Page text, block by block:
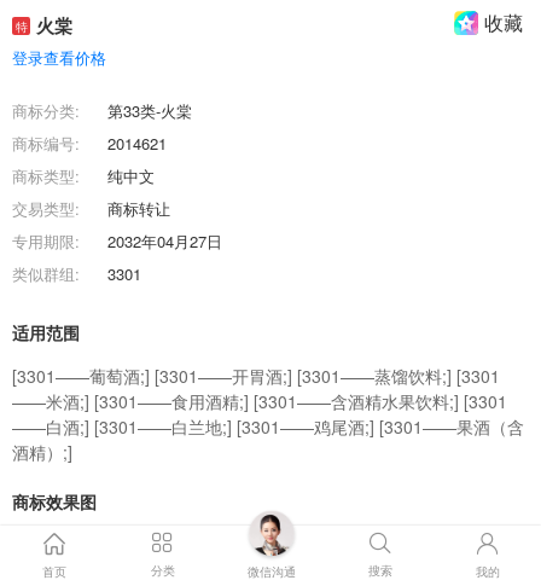
特 火棠 收藏
登录查看价格
商标分类:
第33类-火棠
商标编号:
2014621
商标类型:
纯中文
交易类型:
商标转让
专用期限:
2032年04月27日
类似群组:
3301
适用范围
[3301——葡萄酒;] [3301——开胃酒;] [3301——蒸馏饮料;] [3301
——米酒;] [3301——食用酒精;] [3301——含酒精水果饮料;] [3301
——白酒;] [3301——白兰地;] [3301——鸡尾酒;] [3301——果酒（含
酒精）;]
商标效果图
商标交易流程
首页 分类 微信沟通 搜索 我的